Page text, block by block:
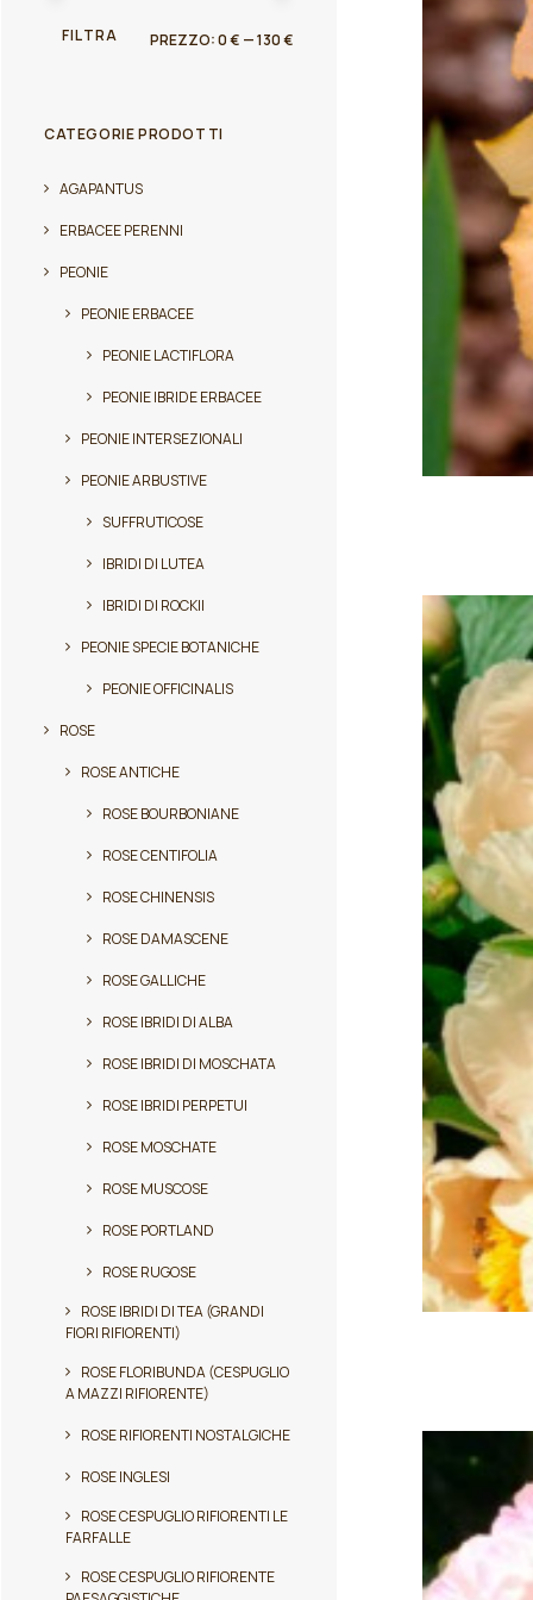
FILTRA PREZZO:0 € —130 €
CATEGORIE PRODOTTI
AGAPANTUS
ERBACEE PERENNI
PEONIE
PEONIE ERBACEE
PEONIE LACTIFLORA
PEONIE IBRIDE ERBACEE
PEONIE INTERSEZIONALI
PEONIE ARBUSTIVE
SUFFRUTICOSE
IBRIDI DI LUTEA
IBRIDI DI ROCKII
PEONIE SPECIE BOTANICHE
PEONIE OFFICINALIS
ROSE
ROSE ANTICHE
ROSE BOURBONIANE
ROSE CENTIFOLIA
ROSE CHINENSIS
ROSE DAMASCENE
ROSE GALLICHE
ROSE IBRIDI DI ALBA
ROSE IBRIDI DI MOSCHATA
ROSE IBRIDI PERPETUI
ROSE MOSCHATE
ROSE MUSCOSE
ROSE PORTLAND
ROSE RUGOSE
ROSE IBRIDI DI TEA (GRANDI
FIORI RIFIORENTI)
ROSE FLORIBUNDA (CESPUGLIO
A MAZZI RIFIORENTE)
ROSE RIFIORENTI NOSTALGICHE
ROSE INGLESI
ROSE CESPUGLIO RIFIORENTI LE
FARFALLE
ROSE CESPUGLIO RIFIORENTE
Le
opzioni
possono
essere
scelte
nella
pagina
del
prodotto
opzioni
scelte
nella